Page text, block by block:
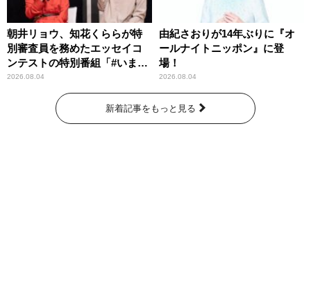
朝井リョウ、知花くららが特
別審査員を務めたエッセイコ
ンテストの特別番組「#いまあ
なたに伝えたいこと」
2026.08.04
由紀さおりが14年ぶりに『オ
ールナイトニッポン』に登
場！
2026.08.04
新着記事をもっと見る